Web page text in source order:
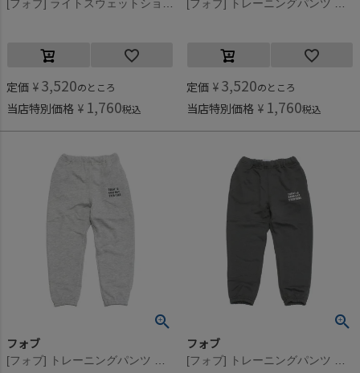
定価 ¥ 3,520のところ
当店特別価格 ¥ 1,760税込
定価 ¥ 3,520のところ
当店特別価格 ¥ 1,760税込
フォブ フォブ